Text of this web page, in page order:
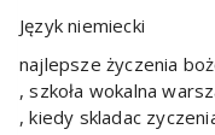
Język niemiecki
najlepsze życzenia
, szkoła wokalna
, kiedy skladac